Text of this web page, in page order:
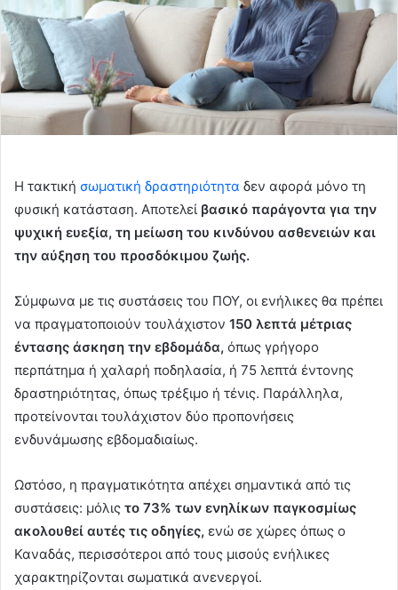
Η τακτική σωματική δραστηριότητα δεν αφορά μόνο τη
φυσική κατάσταση. Αποτελεί βασικό παράγοντα για την
ψυχική ευεξία, τη μείωση του κινδύνου ασθενειών και
την αύξηση του προσδόκιμου ζωής.
Σύμφωνα με τις συστάσεις του ΠΟΥ, οι ενήλικες θα πρέπει
να πραγματοποιούν τουλάχιστον 150 λεπτά μέτριας
έντασης άσκηση την εβδομάδα, όπως γρήγορο
περπάτημα ή χαλαρή ποδηλασία, ή 75 λεπτά έντονης
δραστηριότητας, όπως τρέξιμο ή τένις. Παράλληλα,
προτείνονται τουλάχιστον δύο προπονήσεις
ενδυνάμωσης εβδομαδιαίως.
Ωστόσο, η πραγματικότητα απέχει σημαντικά από τις
συστάσεις: μόλις το 73% των ενηλίκων παγκοσμίως
ακολουθεί αυτές τις οδηγίες, ενώ σε χώρες όπως ο
Καναδάς, περισσότεροι από τους μισούς ενήλικες
χαρακτηρίζονται σωματικά ανενεργοί.